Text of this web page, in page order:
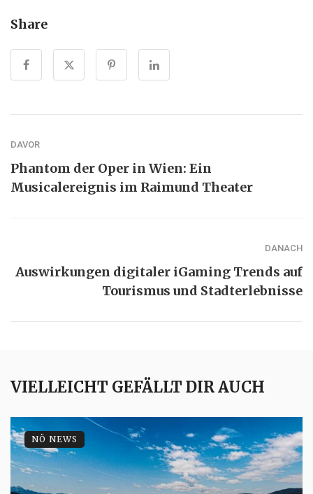
Share
DAVOR
Phantom der Oper in Wien: Ein
Musicalereignis im Raimund Theater
DANACH
Auswirkungen digitaler iGaming Trends auf
Tourismus und Stadterlebnisse
VIELLEICHT GEFÄLLT DIR AUCH
NÖ NEWS